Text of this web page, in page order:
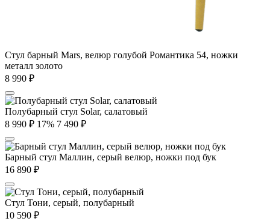
Стул барный Mars, велюр голубой Романтика 54, ножки
металл золото
8 990 ₽
Полубарный стул Solar, салатовый
8 990 ₽ 17% 7 490 ₽
Барный стул Маллин, серый велюр, ножки под бук
16 890 ₽
Стул Тони, серый, полубарный
10 590 ₽